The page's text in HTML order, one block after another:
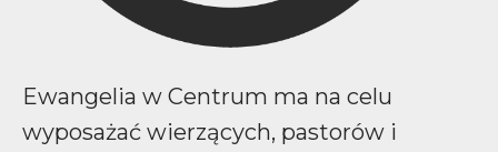
Ewangelia w Centrum ma na celu
wyposażać wierzących, pastorów i